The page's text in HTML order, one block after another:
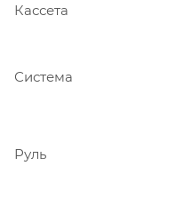
Кассета
Система
Руль